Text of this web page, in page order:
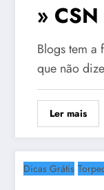
»
Blogs tem
que não
Ler mais
Dicas Grátis